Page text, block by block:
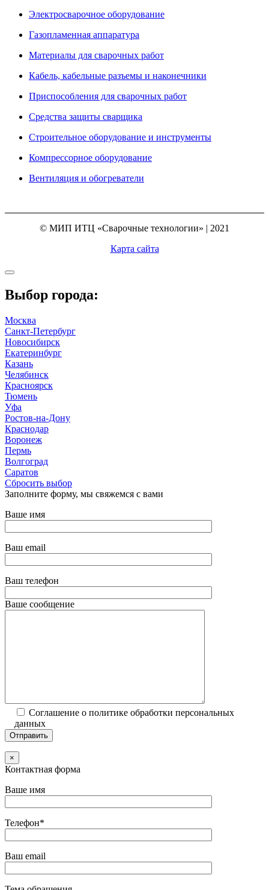
Электросварочное оборудование
Газопламенная аппаратура
Материалы для сварочных работ
Кабель, кабельные разъемы и наконечники
Приспособления для сварочных работ
Средства защиты сварщика
Строительное оборудование и инструменты
Компрессорное оборудование
Вентиляция и обогреватели
© МИП ИТЦ «Сварочные технологии» | 2021
Карта сайта
Выбор города:
Москва
Санкт-Петербург
Новосибирск
Екатеринбург
Казань
Челябинск
Красноярск
Тюмень
Уфа
Ростов-на-Дону
Краснодар
Воронеж
Пермь
Волгоград
Саратов
Сбросить выбор
Заполните форму, мы свяжемся с вами
Ваше имя
Ваш email
Ваш телефон
Ваше сообщение
Соглашение о политике обработки персональных
данных
×
Контактная форма
Ваше имя
Телефон*
Ваш email